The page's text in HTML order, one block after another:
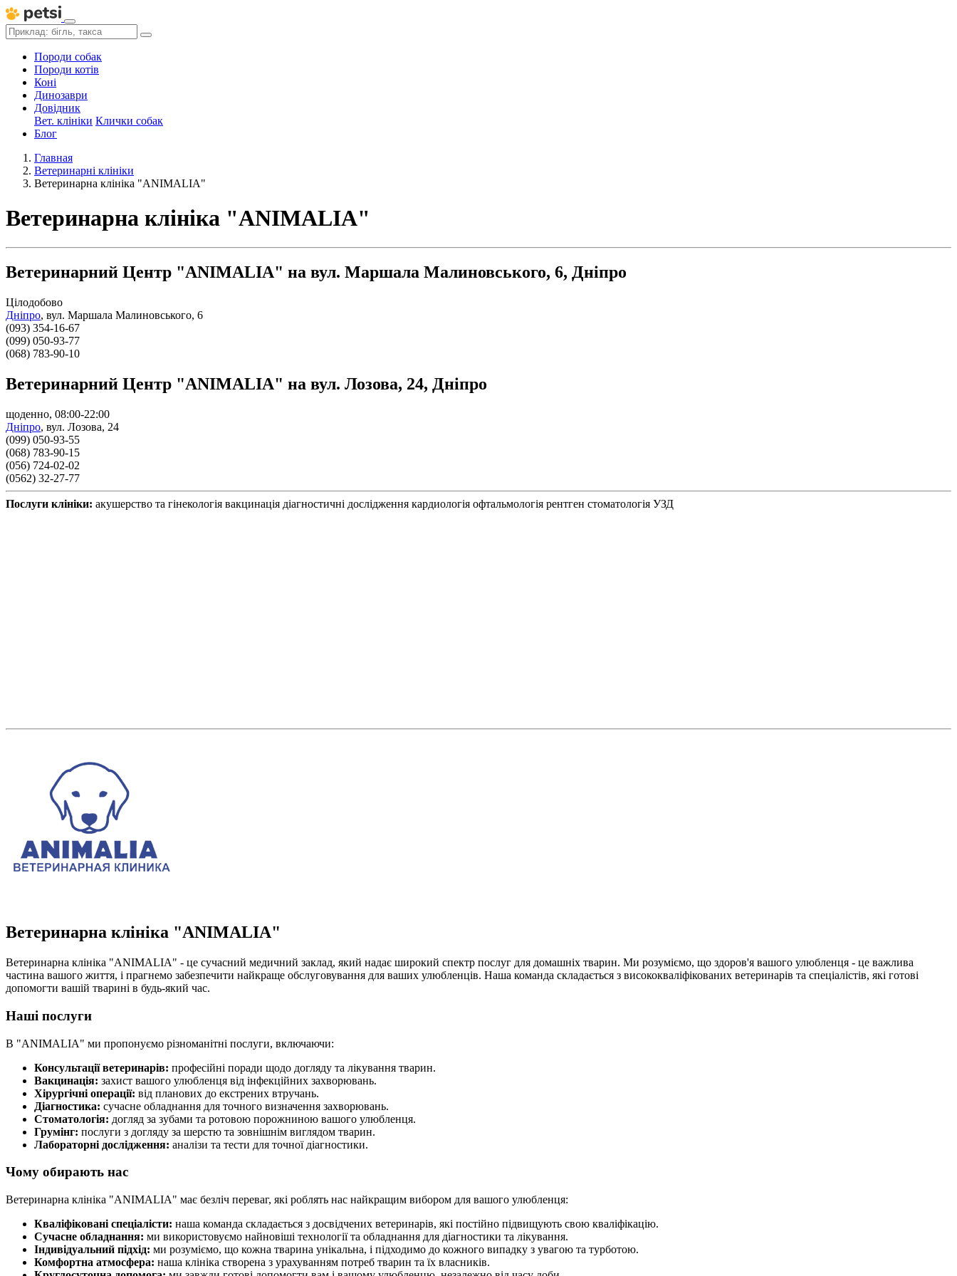
Породи собак
Породи котів
Коні
Динозаври
Довідник
Вет. клініки Клички собак
Блог
Главная
Ветеринарні клініки
Ветеринарна клініка "ANIMALIA"
Ветеринарна клініка "ANIMALIA"
Ветеринарний Центр "ANIMALIA" на вул. Маршала Малиновського, 6, Дніпро
Цілодобово
Дніпро, вул. Маршала Малиновського, 6
(093) 354-16-67
(099) 050-93-77
(068) 783-90-10
Ветеринарний Центр "ANIMALIA" на вул. Лозова, 24, Дніпро
щоденно, 08:00-22:00
Дніпро, вул. Лозова, 24
(099) 050-93-55
(068) 783-90-15
(056) 724-02-02
(0562) 32-27-77
Послуги клініки: акушерство та гінекологія вакцинація діагностичні дослідження кардиологія офтальмологія рентген стоматологія УЗД
Ветеринарна клініка "ANIMALIA"
Ветеринарна клініка "ANIMALIA" - це сучасний медичний заклад, який надає широкий спектр послуг для домашніх тварин. Ми розуміємо, що здоров'я вашого улюбленця - це важлива
частина вашого життя, і прагнемо забезпечити найкраще обслуговування для ваших улюбленців. Наша команда складається з висококваліфікованих ветеринарів та спеціалістів, які готові
допомогти вашій тварині в будь-який час.
Наші послуги
В "ANIMALIA" ми пропонуємо різноманітні послуги, включаючи:
Консультації ветеринарів: професійні поради щодо догляду та лікування тварин.
Вакцинація: захист вашого улюбленця від інфекційних захворювань.
Хірургічні операції: від планових до екстрених втручань.
Діагностика: сучасне обладнання для точного визначення захворювань.
Стоматологія: догляд за зубами та ротовою порожниною вашого улюбленця.
Грумінг: послуги з догляду за шерстю та зовнішнім виглядом тварин.
Лабораторні дослідження: аналізи та тести для точної діагностики.
Чому обирають нас
Ветеринарна клініка "ANIMALIA" має безліч переваг, які роблять нас найкращим вибором для вашого улюбленця:
Кваліфіковані спеціалісти: наша команда складається з досвідчених ветеринарів, які постійно підвищують свою кваліфікацію.
Сучасне обладнання: ми використовуємо найновіші технології та обладнання для діагностики та лікування.
Індивідуальний підхід: ми розуміємо, що кожна тварина унікальна, і підходимо до кожного випадку з увагою та турботою.
Комфортна атмосфера: наша клініка створена з урахуванням потреб тварин та їх власників.